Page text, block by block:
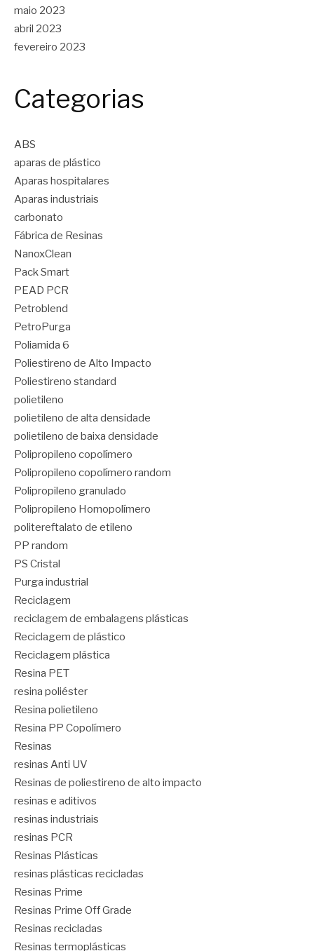
maio 2023
abril 2023
fevereiro 2023
Categorias
ABS
aparas de plástico
Aparas hospitalares
Aparas industriais
carbonato
Fábrica de Resinas
NanoxClean
Pack Smart
PEAD PCR
Petroblend
PetroPurga
Poliamida 6
Poliestireno de Alto Impacto
Poliestireno standard
polietileno
polietileno de alta densidade
polietileno de baixa densidade
Polipropileno copolímero
Polipropileno copolímero random
Polipropileno granulado
Polipropileno Homopolímero
politereftalato de etileno
PP random
PS Cristal
Purga industrial
Reciclagem
reciclagem de embalagens plásticas
Reciclagem de plástico
Reciclagem plástica
Resina PET
resina poliéster
Resina polietileno
Resina PP Copolímero
Resinas
resinas Anti UV
Resinas de poliestireno de alto impacto
resinas e aditivos
resinas industriais
resinas PCR
Resinas Plásticas
resinas plásticas recicladas
Resinas Prime
Resinas Prime Off Grade
Resinas recicladas
Resinas termoplásticas